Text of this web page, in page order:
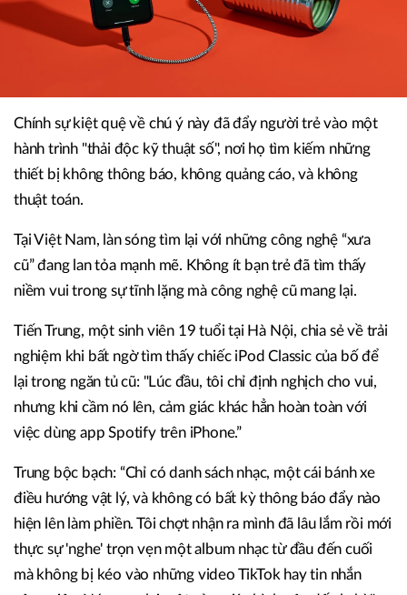
Chính sự kiệt quệ về chú ý này đã đẩy người trẻ vào một
hành trình "thải độc kỹ thuật số", nơi họ tìm kiếm những
thiết bị không thông báo, không quảng cáo, và không
thuật toán.
Tại Việt Nam, làn sóng tìm lại với những công nghệ “xưa
cũ” đang lan tỏa mạnh mẽ. Không ít bạn trẻ đã tìm thấy
niềm vui trong sự tĩnh lặng mà công nghệ cũ mang lại.
Tiến Trung, một sinh viên 19 tuổi tại Hà Nội, chia sẻ về trải
nghiệm khi bất ngờ tìm thấy chiếc iPod Classic của bố để
lại trong ngăn tủ cũ: "Lúc đầu, tôi chỉ định nghịch cho vui,
nhưng khi cầm nó lên, cảm giác khác hẳn hoàn toàn với
việc dùng app Spotify trên iPhone.”
Trung bộc bạch: “Chỉ có danh sách nhạc, một cái bánh xe
điều hướng vật lý, và không có bất kỳ thông báo đẩy nào
hiện lên làm phiền. Tôi chợt nhận ra mình đã lâu lắm rồi mới
thực sự 'nghe' trọn vẹn một album nhạc từ đầu đến cuối
mà không bị kéo vào những video TikTok hay tin nhắn